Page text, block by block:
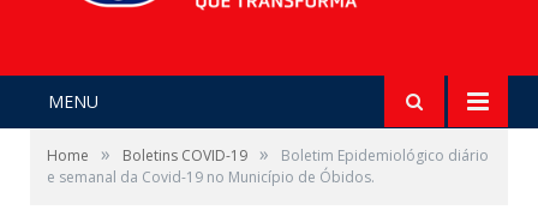
MENU
Home » Boletins COVID-19 »
Boletim Epidemiológico diário
e semanal da Covid-19 no Município de Óbidos.